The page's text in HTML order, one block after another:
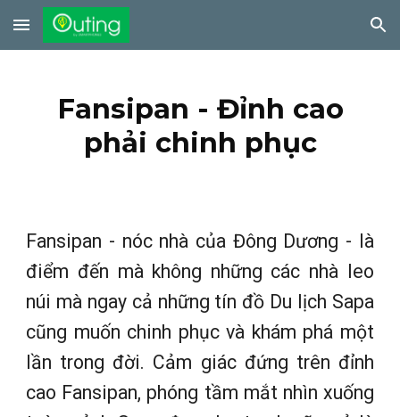
Skip to main content Skip to navigation
Fansipan - Đỉnh cao
phải chinh phục
Fansipan - nóc nhà của Đông Dương - là
điểm đến mà không những các nhà leo
núi mà ngay cả những tín đồ Du lịch Sapa
cũng muốn chinh phục và khám phá một
lần trong đời. Cảm giác đứng trên đỉnh
cao Fansipan, phóng tầm mắt nhìn xuống